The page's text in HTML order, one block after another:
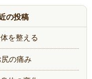
の投稿
を整える
尻の痛み